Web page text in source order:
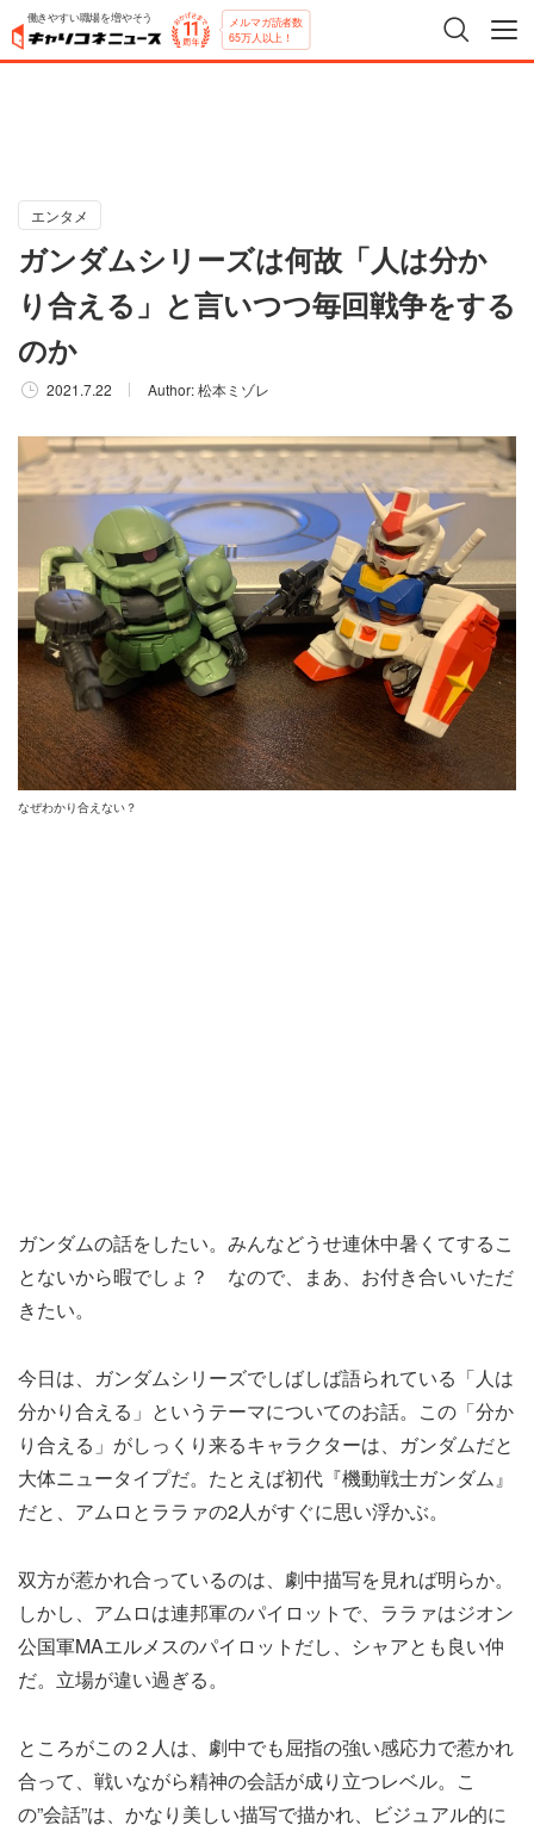
働きやすい職場を増やそう メルマガ読者数
65万人以上！
エンタメ
ガンダムシリーズは何故「人は分か
り合える」と言いつつ毎回戦争をする
のか
2021.7.22 Author:松本ミゾレ
なぜわかり合えない？
ガンダムの話をしたい。みんなどうせ連休中暑くてするこ
とないから暇でしょ？ なので、まあ、お付き合いいただ
きたい。
今日は、ガンダムシリーズでしばしば語られている「人は
分かり合える」というテーマについてのお話。この「分か
り合える」がしっくり来るキャラクターは、ガンダムだと
大体ニュータイプだ。たとえば初代『機動戦士ガンダム』
だと、アムロとララァの2人がすぐに思い浮かぶ。
双方が惹かれ合っているのは、劇中描写を見れば明らか。
しかし、アムロは連邦軍のパイロットで、ララァはジオン
公国軍MAエルメスのパイロットだし、シャアとも良い仲
だ。立場が違い過ぎる。
ところがこの２人は、劇中でも屈指の強い感応力で惹かれ
合って、戦いながら精神の会話が成り立つレベル。こ
の”会話”は、かなり美しい描写で描かれ、ビジュアル的に